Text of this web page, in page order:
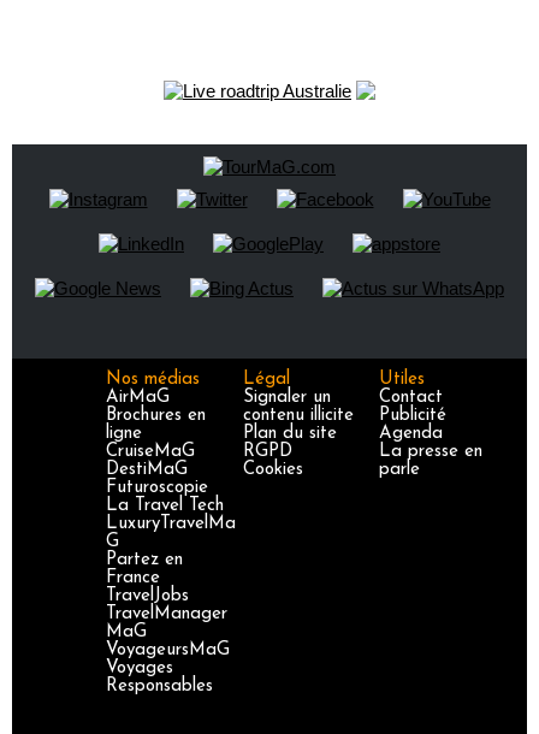
Nos médias
AirMaG
Brochures en
ligne
CruiseMaG
DestiMaG
Futuroscopie
La Travel Tech
LuxuryTravelMa
G
Partez en
France
TravelJobs
TravelManager
MaG
VoyageursMaG
Voyages
Responsables
Légal
Signaler un
contenu illicite
Plan du site
RGPD
Cookies
Utiles
Contact
Publicité
Agenda
La presse en
parle